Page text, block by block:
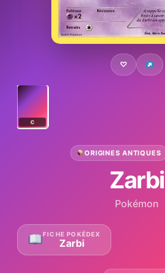
♡
C
ORIGINES ANTIQUES
Zarbi
Pokémon
FICHE POKÉDEX
Zarbi